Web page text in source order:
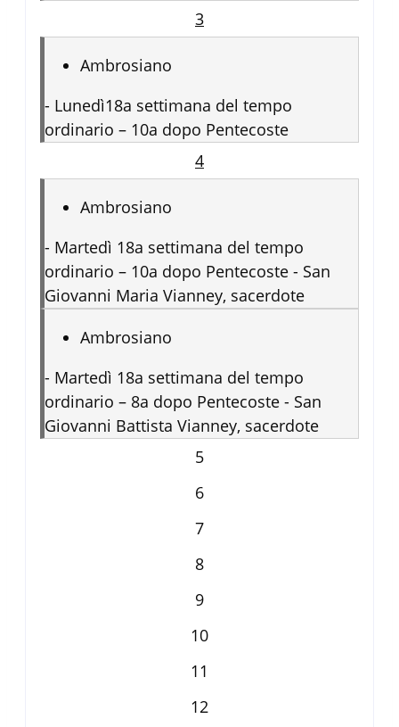
3
Ambrosiano
- Lunedì18a settimana del tempo
ordinario – 10a dopo Pentecoste
4
Ambrosiano
- Martedì 18a settimana del tempo
ordinario – 10a dopo Pentecoste - San
Giovanni Maria Vianney, sacerdote
Ambrosiano
- Martedì 18a settimana del tempo
ordinario – 8a dopo Pentecoste - San
Giovanni Battista Vianney, sacerdote
5
6
7
8
9
10
11
12